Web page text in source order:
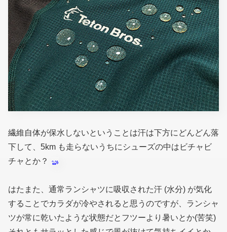
繊維自体が保水しないということは汗は下方にどんどん落
下して、5km も走らないうちにシューズの中はビチャビ
チャとか？
はたまた、通常ランシャツに吸収された汗 (水分) が気化
することでカラダが冷やされると思うのですが、ランシャ
ツが常に乾いたような状態だとフツーより暑いとか(苦笑)